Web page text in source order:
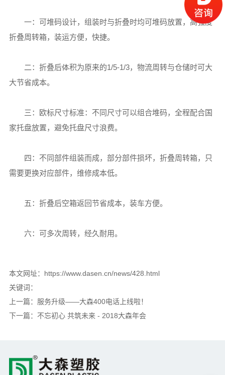
一：可堆码设计，组装时与折叠时均可堆码放置，高强度
折叠周转箱，装运方便，快捷。
二：折叠后体积为原来的1/5-1/3，物流周转与仓储时可大
大节省成本。
三：欧标尺寸标准：不同尺寸可以组合堆码，全程配合国
家托盘放置，避免托盘尺寸浪费。
四：不同部件组装而成，部分部件损坏，折叠周转箱，只
需要更换对应部件，维修成本低。
五：折叠后空箱返回节省成本，装车方便。
六：可多次周转，经久耐用。
本文网址：https://www.dasen.cn/news/428.html
关键词：
上一篇： 服务升级——大森400电话上线啦！
下一篇： 不忘初心 共筑未来 - 2018大森年会